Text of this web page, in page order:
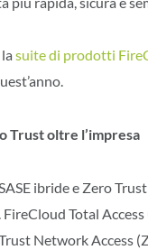
suite di prodotti
Trust oltre l’impresa
ibride e Zero
Total
Network